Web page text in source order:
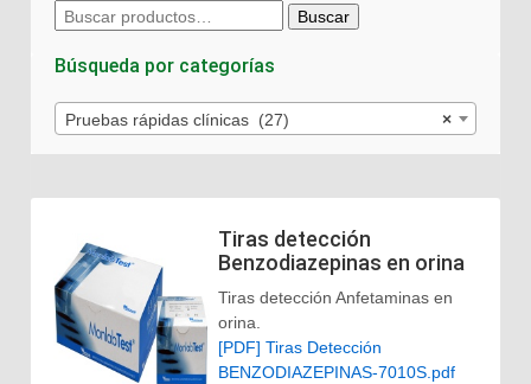
Buscar
por:
Buscar
Búsqueda por categorías
×
Pruebas rápidas clínicas (27)
Tiras detección
Benzodiazepinas en orina
Tiras detección Anfetaminas en
orina.
[PDF] Tiras Detección
BENZODIAZEPINAS-7010S.pdf